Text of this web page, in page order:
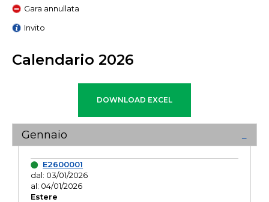
Gara annullata
Invito
Calendario 2026
Gennaio
E2600001
dal: 03/01/2026
al: 04/01/2026
Estere